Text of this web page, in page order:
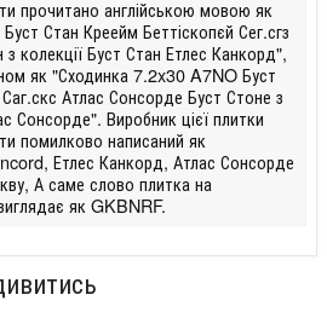
прочитано англійською мовою як
Стан Креейм Беттіскопєй Сег.сгз
колекції Буст Стан Етлес Канкорд",
як "Сходинка 7.2x30 A7NO Буст
Атлас Сонсорде Буст Стоне з
Сонсорде". Виробник цієї плитки
помилково написаний як
Етлес Канкорд, Атлас Сонсорде
А саме слово плитка на
як GKBNRF.